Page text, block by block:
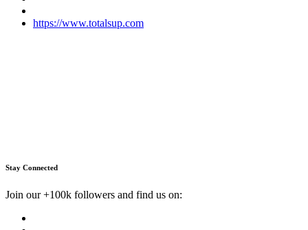
https://www.totalsup.com
Stay Connected
Join our +100k followers and find us on: